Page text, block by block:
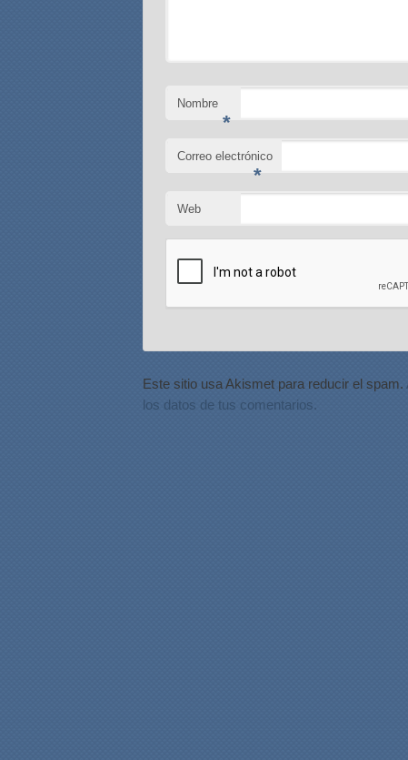
Nombre
*
Correo electrónico
*
Web
Este sitio usa Akismet para reducir el spam.
los datos de tus comentarios.